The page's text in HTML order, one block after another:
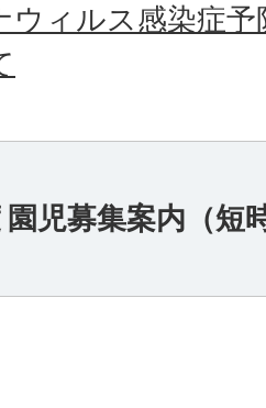
ウィルス感染症
児募集案内（短